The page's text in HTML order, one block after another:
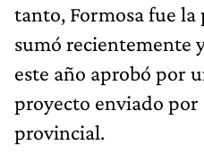
tanto, Formosa fue la
sumó recientemente
este año aprobó por
proyecto enviado por
provincial.